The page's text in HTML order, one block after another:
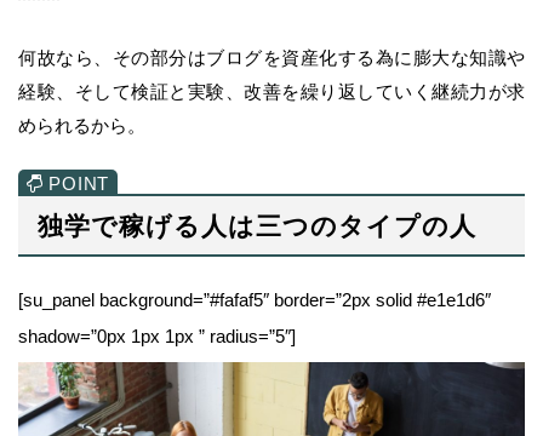
何故なら、その部分はブログを資産化する為に膨大な知識や
経験、そして検証と実験、改善を繰り返していく継続力が求
められるから。
独学で稼げる人は三つのタイプの人
[su_panel background=”#fafaf5″ border=”2px solid #e1e1d6″
shadow=”0px 1px 1px ” radius=”5″]